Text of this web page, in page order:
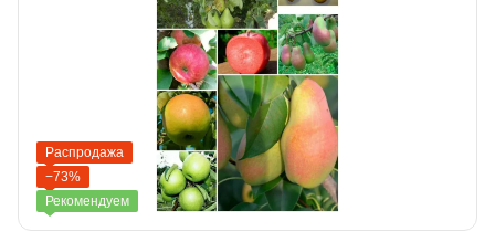
Распродажа
−73%
Рекомендуем